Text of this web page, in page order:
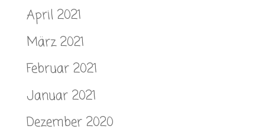
April 2021
März 2021
Februar 2021
Januar 2021
Dezember 2020